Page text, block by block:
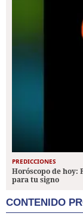
PREDICCIONES
Horóscopo de hoy:
para tu signo
CONTENIDO